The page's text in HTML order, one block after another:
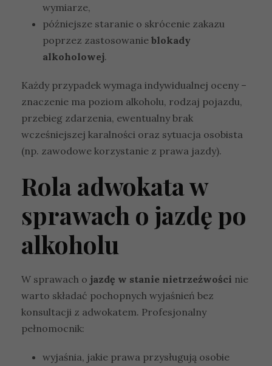
wymiarze,
późniejsze staranie o skrócenie zakazu
poprzez zastosowanie blokady
alkoholowej.
Każdy przypadek wymaga indywidualnej oceny –
znaczenie ma poziom alkoholu, rodzaj pojazdu,
przebieg zdarzenia, ewentualny brak
wcześniejszej karalności oraz sytuacja osobista
(np. zawodowe korzystanie z prawa jazdy).
Rola adwokata w
sprawach o jazdę po
alkoholu
W sprawach o jazdę w stanie nietrzeźwości nie
warto składać pochopnych wyjaśnień bez
konsultacji z adwokatem. Profesjonalny
pełnomocnik:
wyjaśnia, jakie prawa przysługują osobie